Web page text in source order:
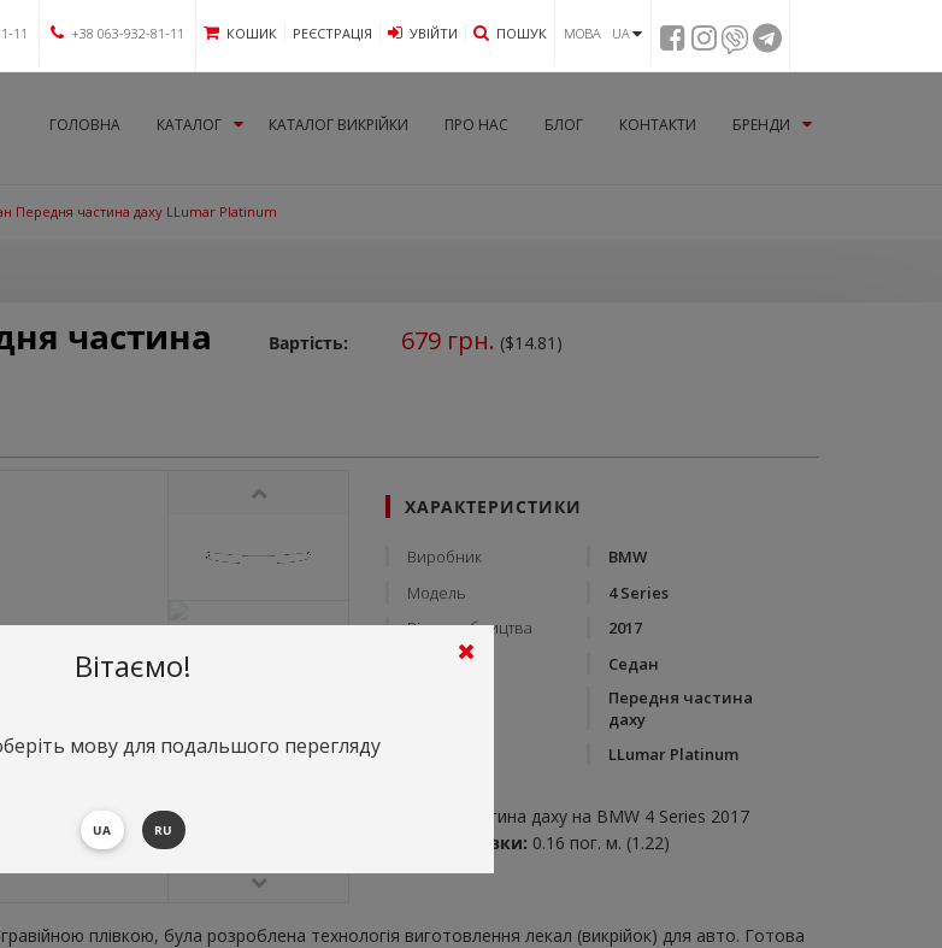
11 +38 063-932-81-11 КОШИК РЕЄСТРАЦІЯ УВIЙТИ ПОШУК МОВА UA
ГОЛОВНА КАТАЛОГ КАТАЛОГ ВИКРІЙКИ ПРО НАС БЛОГ КОНТАКТИ БРЕНДИ
Передня частина даху LLumar Platinum
частина
Вартість: 679грн. ($14.81)
ХАРАКТЕРИСТИКИ
Виробник
BMW
Модель
4 Series
Рік виробництва
2017
Тип кузову
Седан
Передня частина
даху
LLumar Platinum
Передня частина даху на BMW 4 Series 2017
Витрата плівки: 0.16 пог. м. (1.22)
плівкою, була розроблена технологія виготовлення лекал (викрійок) для авто. Готова
Вітаємо!
мову для подальшого перегляду
UA RU